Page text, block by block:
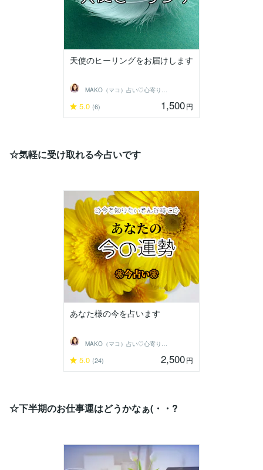
天使のヒーリングをお届けします
MAKO（マコ）占い♡心寄り添うヒーラー
5.0 (6) 1,500円
☆気軽に受け取れる今占いです
あなた様の今を占います
5.0 (24) 2,500円
☆下半期のお仕事運はどうかなぁ(・・?